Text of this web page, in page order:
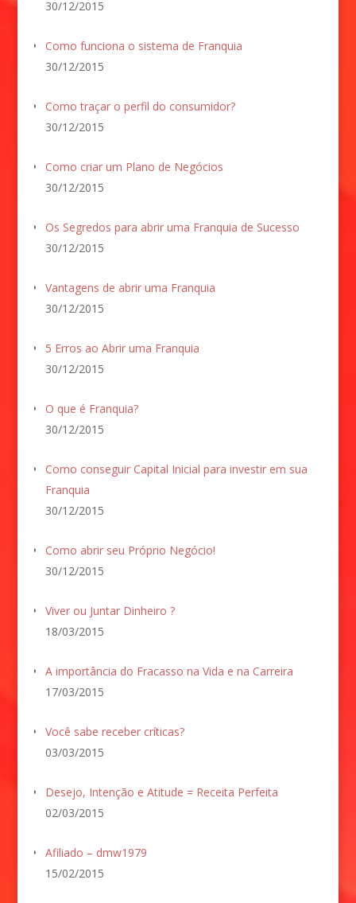
30/12/2015
Como funciona o sistema de Franquia
30/12/2015
Como traçar o perfil do consumidor?
30/12/2015
Como criar um Plano de Negócios
30/12/2015
Os Segredos para abrir uma Franquia de Sucesso
30/12/2015
Vantagens de abrir uma Franquia
30/12/2015
5 Erros ao Abrir uma Franquia
30/12/2015
O que é Franquia?
30/12/2015
Como conseguir Capital Inicial para investir em sua
Franquia
30/12/2015
Como abrir seu Próprio Negócio!
30/12/2015
Viver ou Juntar Dinheiro ?
18/03/2015
A importância do Fracasso na Vida e na Carreira
17/03/2015
Você sabe receber críticas?
03/03/2015
Desejo, Intenção e Atitude = Receita Perfeita
02/03/2015
Afiliado – dmw1979
15/02/2015